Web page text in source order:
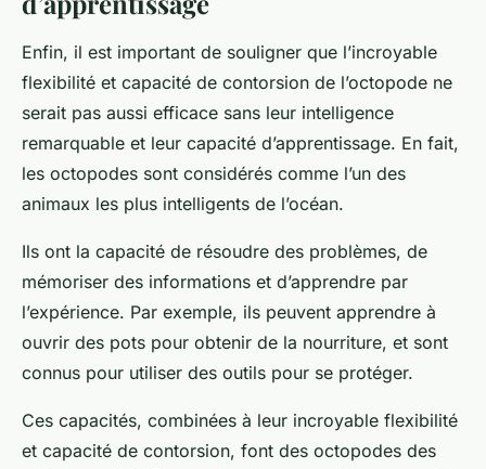
Enfin, il est important de souligner que l’incroyable
flexibilité et capacité de contorsion de l’octopode ne
serait pas aussi efficace sans leur intelligence
remarquable et leur capacité d’apprentissage. En fait,
les octopodes sont considérés comme l’un des
animaux les plus intelligents de l’océan.
Ils ont la capacité de résoudre des problèmes, de
mémoriser des informations et d’apprendre par
l’expérience. Par exemple, ils peuvent apprendre à
ouvrir des pots pour obtenir de la nourriture, et sont
connus pour utiliser des outils pour se protéger.
Ces capacités, combinées à leur incroyable flexibilité
et capacité de contorsion, font des octopodes des